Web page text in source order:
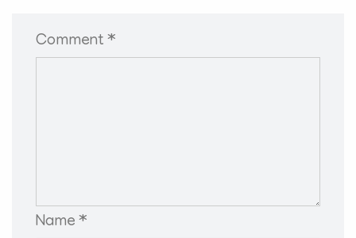
Comment *
Name *